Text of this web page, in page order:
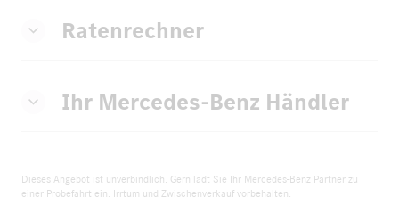
Ratenrechner
Ihr Mercedes-Benz Händler
Dieses Angebot ist unverbindlich. Gern lädt Sie Ihr Mercedes-Benz Partner zu
einer Probefahrt ein. Irrtum und Zwischenverkauf vorbehalten.